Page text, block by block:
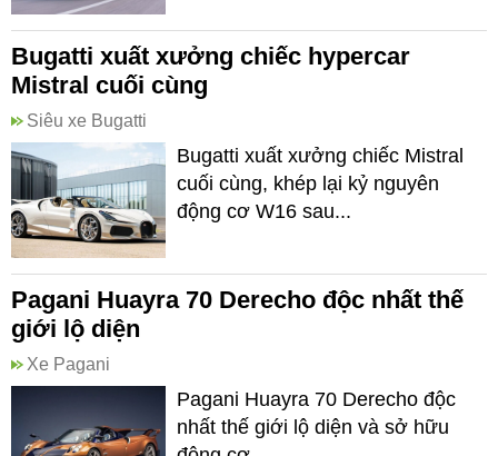
Bugatti xuất xưởng chiếc hypercar
Mistral cuối cùng
Siêu xe Bugatti
Bugatti xuất xưởng chiếc Mistral
cuối cùng, khép lại kỷ nguyên
động cơ W16 sau...
Pagani Huayra 70 Derecho độc nhất thế
giới lộ diện
Xe Pagani
Pagani Huayra 70 Derecho độc
nhất thế giới lộ diện và sở hữu